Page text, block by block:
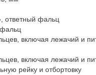
ответный фальц
включая лежачий и
включая лежачий и
рейку и отбортовку